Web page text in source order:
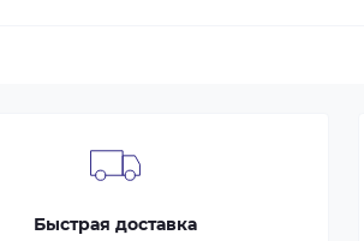
Быстрая доставка